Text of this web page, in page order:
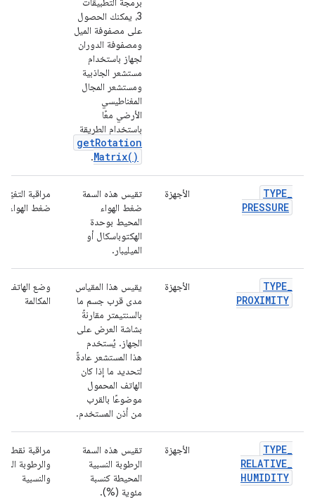
3، يمكنك الحصول
على مصفوفة الميل
ومصفوفة الدوران
لجهاز باستخدام
مستشعر الجاذبية
ومستشعر المجال
المغناطيسي
الأرضي معًا
باستخدام الطريقة
getRotation
Matrix( )
.
TYPE_
PRESSURE
الأجهزة
تقيس هذه السمة
ضغط الهواء
المحيط بوحدة
الهكتوباسكال أو
الميليبار.
مراقبة
ضغط الهواء
TYPE_
PROXIMITY
الأجهزة
يقيس هذا المقياس
مدى قرب جسم ما
بالسنتيمتر مقارنةً
بشاشة العرض على
الجهاز. يُستخدم
هذا المستشعر عادةً
لتحديد ما إذا كان
الهاتف المحمول
موضوعًا بالقرب
من أذن المستخدم.
وضع الهاتف
المكالمة
TYPE_
RELATIVE_
HUMIDITY
الأجهزة
تقيس هذه السمة
الرطوبة النسبية
المحيطة كنسبة
مئوية (%).
مراقبة نقطة
والرطوبة
والنسبية